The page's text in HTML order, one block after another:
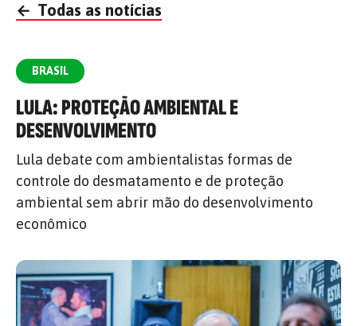
← Todas as notícias
BRASIL
LULA: PROTEÇÃO AMBIENTAL E
DESENVOLVIMENTO
Lula debate com ambientalistas formas de
controle do desmatamento e de proteção
ambiental sem abrir mão do desenvolvimento
econômico